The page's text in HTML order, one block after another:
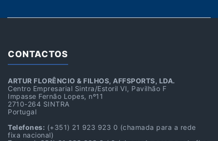
CONTACTOS
ARTUR FLORÊNCIO & FILHOS, AFFSPORTS, LDA.
Centro Empresarial Sintra/Estoril VI, Pavilhão F
Impasse Fernão Lopes, nº11
2710-264 SINTRA
Portugal
Telefones: (+351) 21 923 923 0 (chamada para a rede
fixa nacional)